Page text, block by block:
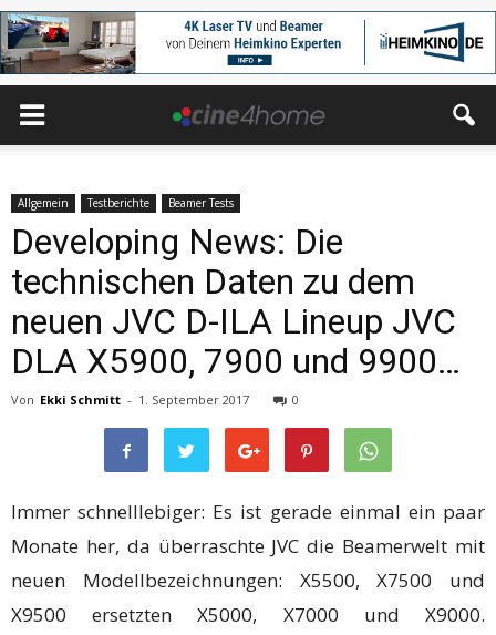
Allgemein Testberichte Beamer Tests
Developing News: Die
technischen Daten zu dem
neuen JVC D-ILA Lineup JVC
DLA X5900, 7900 und 9900…
Von Ekki Schmitt - 1. September 2017 0
Immer schnelllebiger: Es ist gerade einmal ein paar
Monate her, da überraschte JVC die Beamerwelt mit
neuen Modellbezeichnungen: X5500, X7500 und
X9500 ersetzten X5000, X7000 und X9000.